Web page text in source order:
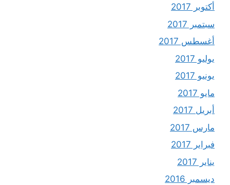
أكتوبر 2017
سبتمبر 2017
أغسطس 2017
يوليو 2017
يونيو 2017
مايو 2017
أبريل 2017
مارس 2017
فبراير 2017
يناير 2017
ديسمبر 2016